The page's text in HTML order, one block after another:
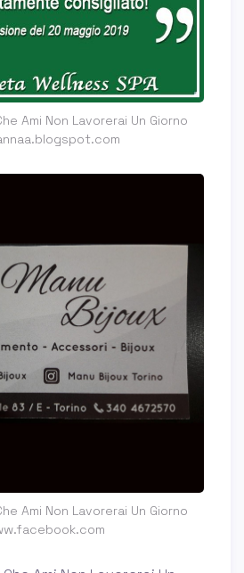
Ami Non Lavorerai Un Giorno
Ami Non Lavorerai Un Giorno